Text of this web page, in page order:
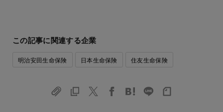
この記事に関連する企業
明治安田生命保険 日本生命保険 住友生命保険